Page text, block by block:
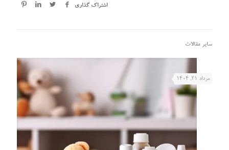
اشتراک گذاری
سایر مقالات
مرداد ۲۱, ۱۴۰۴